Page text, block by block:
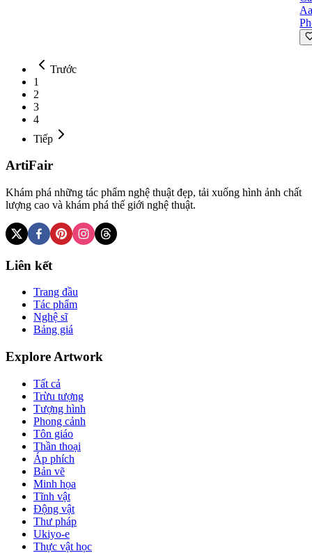
Trước
1
2
3
4
Tiếp
ArtiFair
Khám phá những tác phẩm nghệ thuật đẹp, tải xuống hình ảnh chất
lượng cao và khám phá thế giới nghệ thuật.
Liên kết
Trang đầu
Tác phẩm
Nghệ sĩ
Bảng giá
Explore Artwork
Tất cả
Trừu tượng
Tượng hình
Phong cảnh
Tôn giáo
Thần thoại
Áp phích
Bản vẽ
Minh họa
Tĩnh vật
Động vật
Thư pháp
Ukiyo-e
Thực vật học